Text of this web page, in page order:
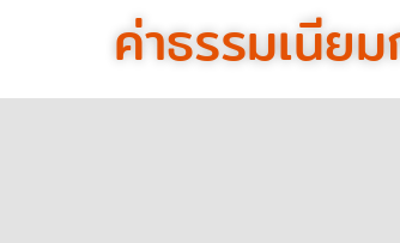
ค่าธรรมเนีย